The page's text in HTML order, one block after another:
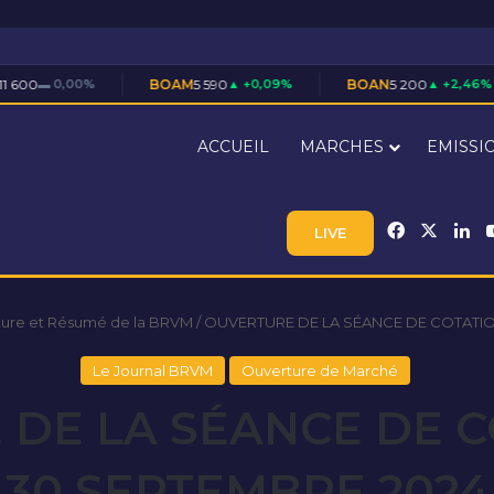
BOAM5 590 ▲ +0,09% BOAN5 200 ▲ +2,46% BOAS7
ACCUEIL MARCHES
LIVE Facebook
et Résumé de la BRVM / OUVERTURE DE LA SÉANCE DE
Le Journal BRVM Ouverture de Marché